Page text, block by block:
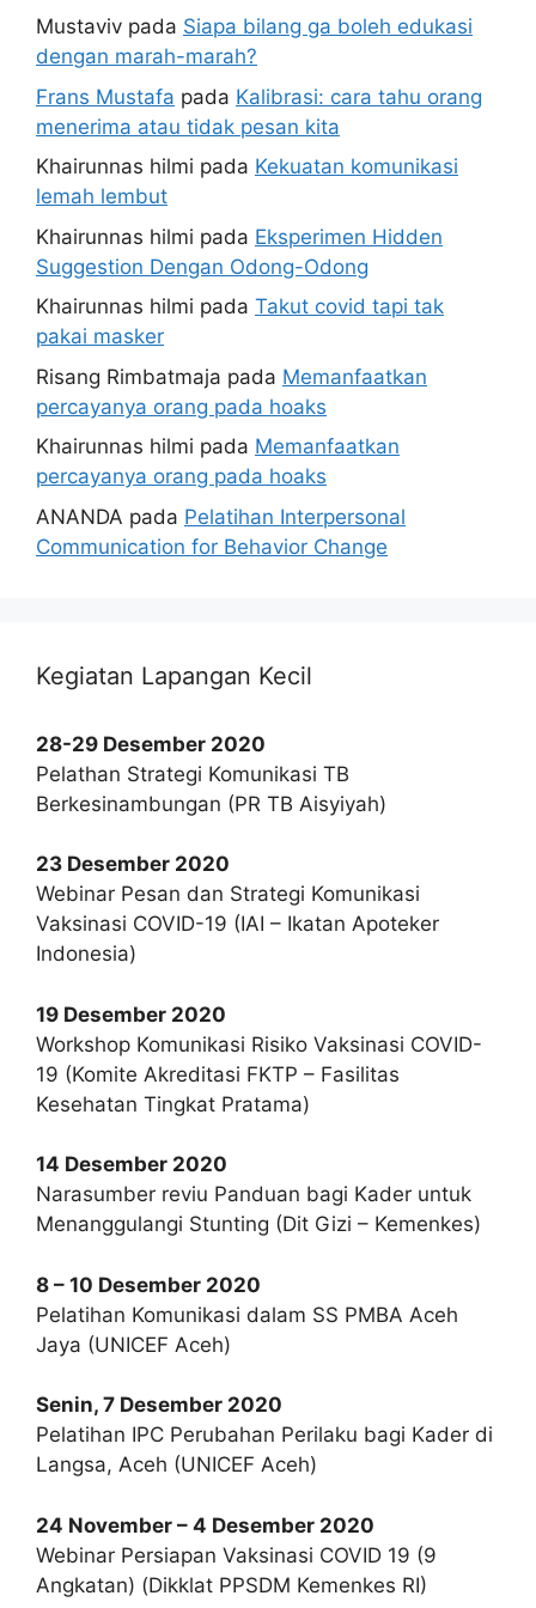
Mustaviv pada Siapa bilang ga boleh edukasi
dengan marah-marah?
Frans Mustafa pada Kalibrasi: cara tahu orang
menerima atau tidak pesan kita
Khairunnas hilmi pada Kekuatan komunikasi
lemah lembut
Khairunnas hilmi pada Eksperimen Hidden
Suggestion Dengan Odong-Odong
Khairunnas hilmi pada Takut covid tapi tak
pakai masker
Risang Rimbatmaja pada Memanfaatkan
percayanya orang pada hoaks
Khairunnas hilmi pada Memanfaatkan
percayanya orang pada hoaks
ANANDA pada Pelatihan Interpersonal
Communication for Behavior Change
Kegiatan Lapangan Kecil
28-29 Desember 2020
Pelathan Strategi Komunikasi TB
Berkesinambungan (PR TB Aisyiyah)
23 Desember 2020
Webinar Pesan dan Strategi Komunikasi
Vaksinasi COVID-19 (IAI – Ikatan Apoteker
Indonesia)
19 Desember 2020
Workshop Komunikasi Risiko Vaksinasi COVID-
19 (Komite Akreditasi FKTP – Fasilitas
Kesehatan Tingkat Pratama)
14 Desember 2020
Narasumber reviu Panduan bagi Kader untuk
Menanggulangi Stunting (Dit Gizi – Kemenkes)
8 – 10 Desember 2020
Pelatihan Komunikasi dalam SS PMBA Aceh
Jaya (UNICEF Aceh)
Senin, 7 Desember 2020
Pelatihan IPC Perubahan Perilaku bagi Kader di
Langsa, Aceh (UNICEF Aceh)
24 November – 4 Desember 2020
Webinar Persiapan Vaksinasi COVID 19 (9
Angkatan) (Dikklat PPSDM Kemenkes RI)